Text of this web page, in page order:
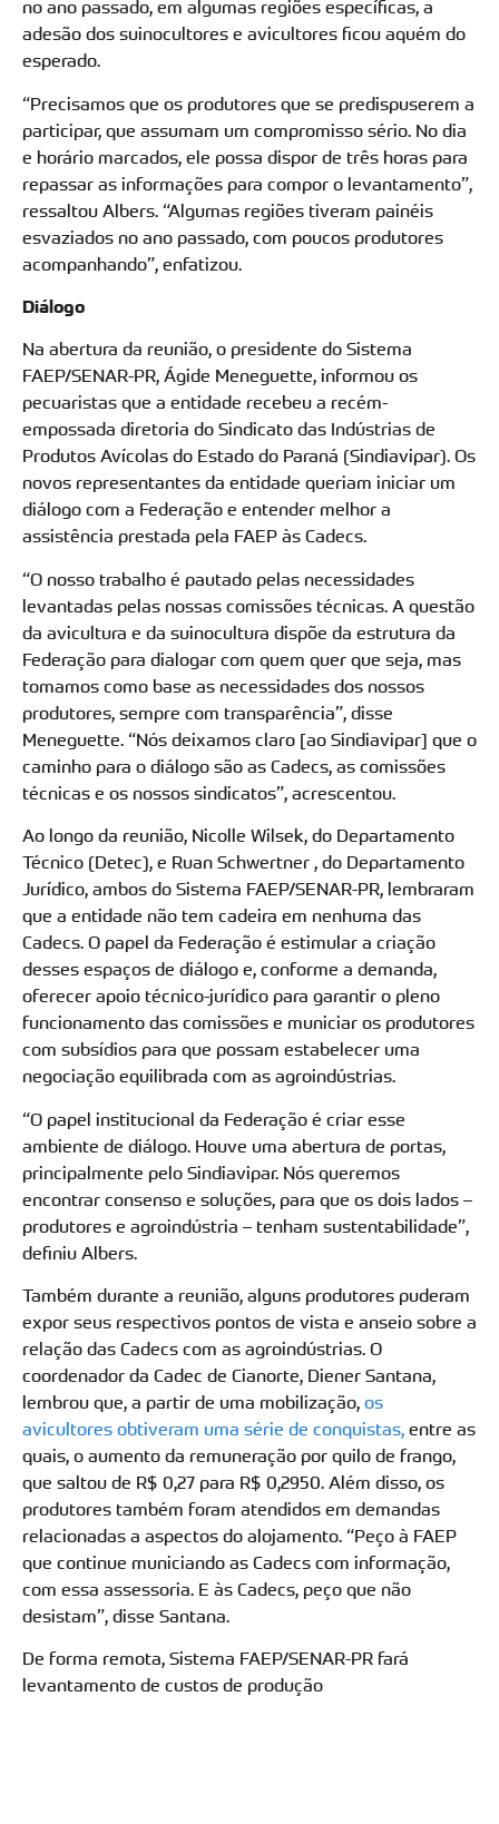
no ano passado, em algumas regiões específicas, a
adesão dos suinocultores e avicultores ficou aquém do
esperado.
“Precisamos que os produtores que se predispuserem a
participar, que assumam um compromisso sério. No dia
e horário marcados, ele possa dispor de três horas para
repassar as informações para compor o levantamento”,
ressaltou Albers. “Algumas regiões tiveram painéis
esvaziados no ano passado, com poucos produtores
acompanhando”, enfatizou.
Diálogo
Na abertura da reunião, o presidente do Sistema
FAEP/SENAR-PR, Ágide Meneguette, informou os
pecuaristas que a entidade recebeu a recém-
empossada diretoria do Sindicato das Indústrias de
Produtos Avícolas do Estado do Paraná (Sindiavipar). Os
novos representantes da entidade queriam iniciar um
diálogo com a Federação e entender melhor a
assistência prestada pela FAEP às Cadecs.
“O nosso trabalho é pautado pelas necessidades
levantadas pelas nossas comissões técnicas. A questão
da avicultura e da suinocultura dispõe da estrutura da
Federação para dialogar com quem quer que seja, mas
tomamos como base as necessidades dos nossos
produtores, sempre com transparência”, disse
Meneguette. “Nós deixamos claro [ao Sindiavipar] que o
caminho para o diálogo são as Cadecs, as comissões
técnicas e os nossos sindicatos”, acrescentou.
Ao longo da reunião, Nicolle Wilsek, do Departamento
Técnico (Detec), e Ruan Schwertner , do Departamento
Jurídico, ambos do Sistema FAEP/SENAR-PR, lembraram
que a entidade não tem cadeira em nenhuma das
Cadecs. O papel da Federação é estimular a criação
desses espaços de diálogo e, conforme a demanda,
oferecer apoio técnico-jurídico para garantir o pleno
funcionamento das comissões e municiar os produtores
com subsídios para que possam estabelecer uma
negociação equilibrada com as agroindústrias.
“O papel institucional da Federação é criar esse
ambiente de diálogo. Houve uma abertura de portas,
principalmente pelo Sindiavipar. Nós queremos
encontrar consenso e soluções, para que os dois lados –
produtores e agroindústria – tenham sustentabilidade”,
definiu Albers.
Também durante a reunião, alguns produtores puderam
expor seus respectivos pontos de vista e anseio sobre a
relação das Cadecs com as agroindústrias. O
coordenador da Cadec de Cianorte, Diener Santana,
lembrou que, a partir de uma mobilização, os
avicultores obtiveram uma série de conquistas, entre as
quais, o aumento da remuneração por quilo de frango,
que saltou de R$ 0,27 para R$ 0,2950. Além disso, os
produtores também foram atendidos em demandas
relacionadas a aspectos do alojamento. “Peço à FAEP
que continue municiando as Cadecs com informação,
com essa assessoria. E às Cadecs, peço que não
desistam”, disse Santana.
De forma remota, Sistema FAEP/SENAR-PR fará
levantamento de custos de produção